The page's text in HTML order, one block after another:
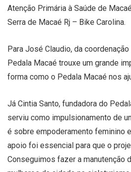
Atenção Primária à Saúde de
Serra de Macaé Rj – Bike Carolina.
Para José Claudio, da
Pedala Macaé trouxe um grande
forma como o Pedala Macaé nos
Já Cintia Santo, fundadora do
serviu como impulsionamento de
é sobre empoderamento feminino
apoio foi essencial para que o
Conseguimos fazer a manutenção